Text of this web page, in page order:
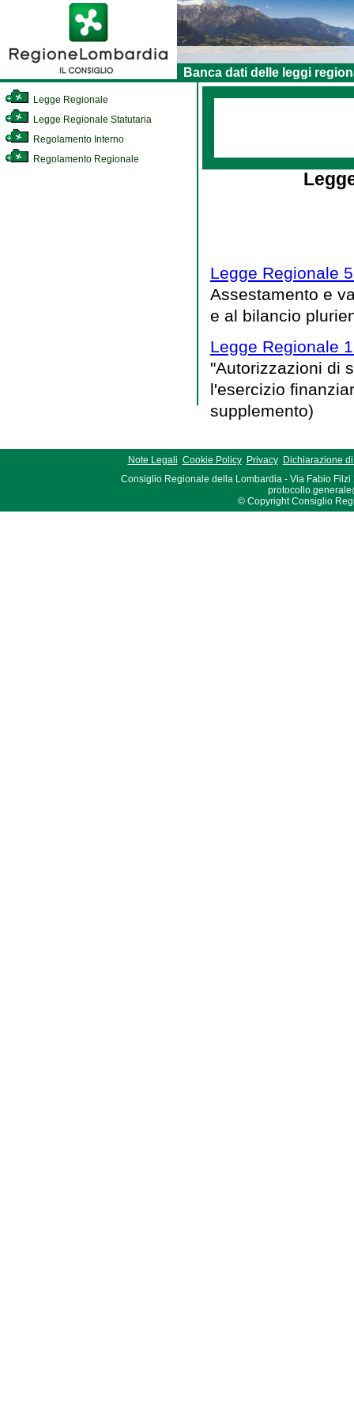
Banca dati delle leggi
Legge Regionale
Legge Regionale Statutaria
Regolamento Interno
Regolamento Regionale
Legge Regionale
Assestamento e
e al bilancio
Legge Regionale
"Autorizzazioni di
l'esercizio
supplemento)
Note Legali Cookie Policy Privacy
Dichiarazione
Consiglio Regionale della Lombardia - Via Fabio Filzi
© Copyright Consiglio